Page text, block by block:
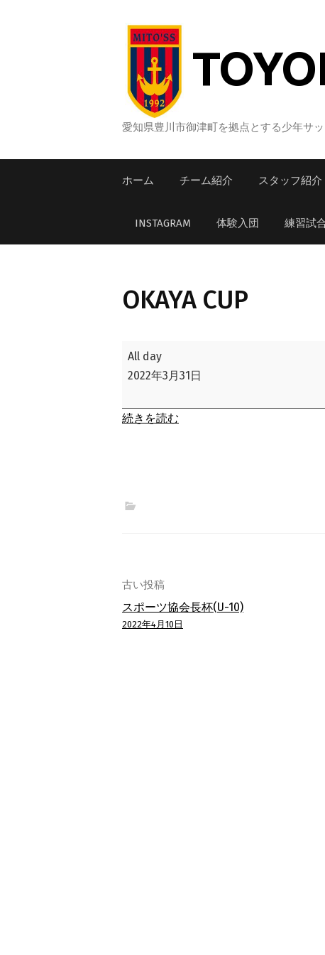
ッ
愛知県豊川市御津町を拠点とする少年サ
ホーム チーム紹介 スタッフ紹介
INSTAGRAM 体験入団 練習試
OKAYA CUP
OKAYA
CUP
All day
2022年3月31日
続きを読む
投
稿
古い投稿
スポーツ協会長杯(U-10)
2022年4月10日